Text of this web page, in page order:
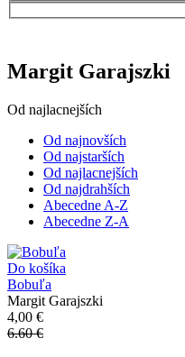
Margit Garajszki
Od najlacnejších
Od najnovších
Od najstarších
Od najlacnejších
Od najdrahších
Abecedne A-Z
Abecedne Z-A
Do košíka
Bobuľa
Margit Garajszki
4,00 €
6.60 €